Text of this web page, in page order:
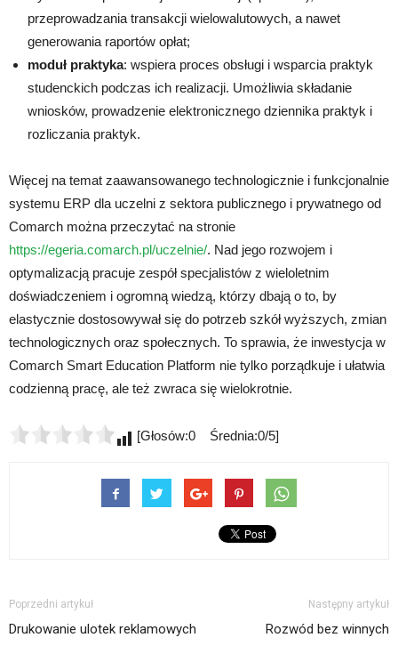
przeprowadzania transakcji wielowalutowych, a nawet
generowania raportów opłat;
moduł praktyka: wspiera proces obsługi i wsparcia praktyk
studenckich podczas ich realizacji. Umożliwia składanie
wniosków, prowadzenie elektronicznego dziennika praktyk i
rozliczania praktyk.
Więcej na temat zaawansowanego technologicznie i funkcjonalnie
systemu ERP dla uczelni z sektora publicznego i prywatnego od
Comarch można przeczytać na stronie
https://egeria.comarch.pl/uczelnie/. Nad jego rozwojem i
optymalizacją pracuje zespół specjalistów z wieloletnim
doświadczeniem i ogromną wiedzą, którzy dbają o to, by
elastycznie dostosowywał się do potrzeb szkół wyższych, zmian
technologicznych oraz społecznych. To sprawia, że inwestycja w
Comarch Smart Education Platform nie tylko porządkuje i ułatwia
codzienną pracę, ale też zwraca się wielokrotnie.
[Głosów:0 Średnia:0/5]
Poprzedni artykuł
Drukowanie ulotek reklamowych
Następny artykuł
Rozwód bez winnych